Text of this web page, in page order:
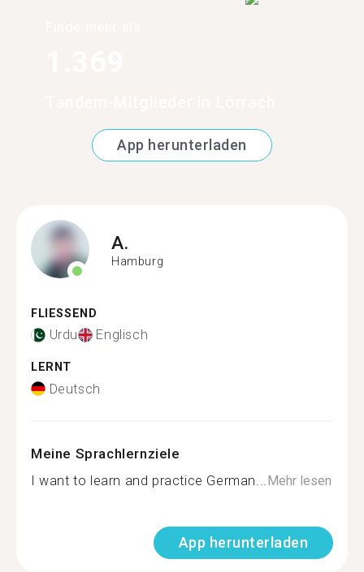
App herunterladen
A.
Hamburg
FLIESSEND
Urdu Englisch
LERNT
Deutsch
Meine Sprachlernziele
I want to learn and practice German... Mehr lesen
App herunterladen